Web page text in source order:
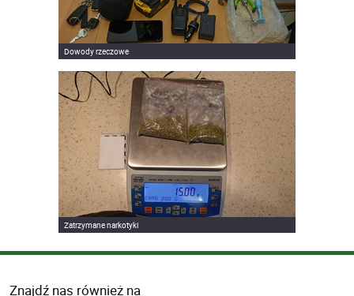
Dowody rzeczowe
Zatrzymane narkotyki
Znajdź nas również na